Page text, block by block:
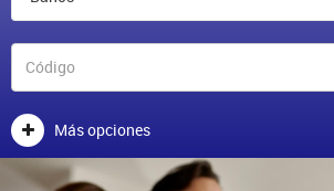
Más opciones